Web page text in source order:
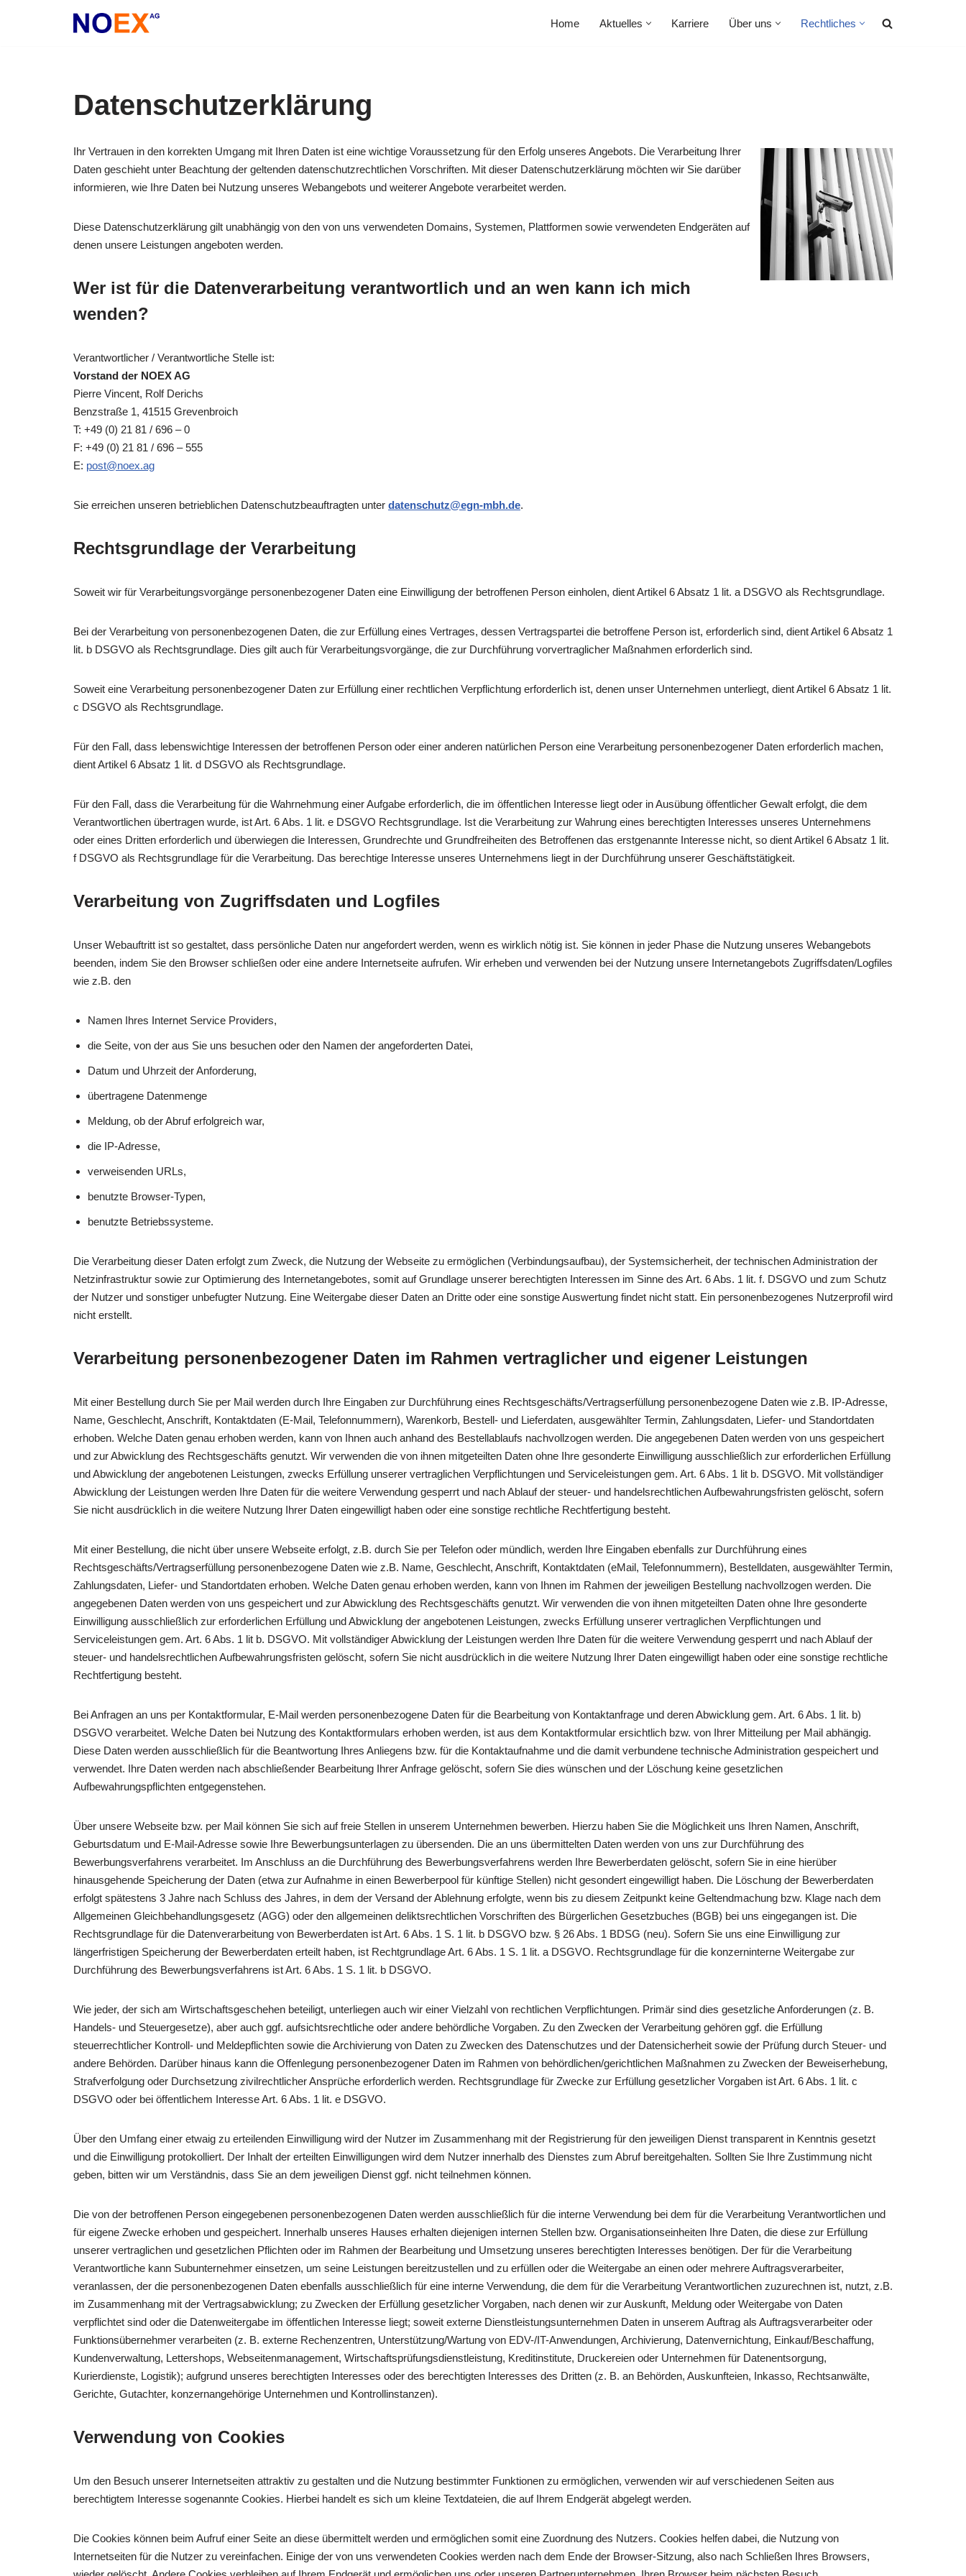
Home Aktuelles Karriere Über uns Rechtliches
Datenschutzerklärung
Ihr Vertrauen in den korrekten Umgang mit Ihren Daten ist eine wichtige Voraussetzung für den Erfolg unseres Angebots. Die Verarbeitung Ihrer
Daten geschieht unter Beachtung der geltenden datenschutzrechtlichen Vorschriften. Mit dieser Datenschutzerklärung möchten wir Sie darüber
informieren, wie Ihre Daten bei Nutzung unseres Webangebots und weiterer Angebote verarbeitet werden.
Diese Datenschutzerklärung gilt unabhängig von den von uns verwendeten Domains, Systemen, Plattformen sowie verwendeten Endgeräten auf
denen unsere Leistungen angeboten werden.
Wer ist für die Datenverarbeitung verantwortlich und an wen kann ich mich
wenden?
Verantwortlicher / Verantwortliche Stelle ist:
Vorstand der NOEX AG
Pierre Vincent, Rolf Derichs
Benzstraße 1, 41515 Grevenbroich
T: +49 (0) 21 81 / 696 – 0
F: +49 (0) 21 81 / 696 – 555
E: post@noex.ag
Sie erreichen unseren betrieblichen Datenschutzbeauftragten unter datenschutz@egn-mbh.de.
Rechtsgrundlage der Verarbeitung
Soweit wir für Verarbeitungsvorgänge personenbezogener Daten eine Einwilligung der betroffenen Person einholen, dient Artikel 6 Absatz 1 lit. a DSGVO als Rechtsgrundlage.
Bei der Verarbeitung von personenbezogenen Daten, die zur Erfüllung eines Vertrages, dessen Vertragspartei die betroffene Person ist, erforderlich sind, dient Artikel 6 Absatz 1
lit. b DSGVO als Rechtsgrundlage. Dies gilt auch für Verarbeitungsvorgänge, die zur Durchführung vorvertraglicher Maßnahmen erforderlich sind.
Soweit eine Verarbeitung personenbezogener Daten zur Erfüllung einer rechtlichen Verpflichtung erforderlich ist, denen unser Unternehmen unterliegt, dient Artikel 6 Absatz 1 lit.
c DSGVO als Rechtsgrundlage.
Für den Fall, dass lebenswichtige Interessen der betroffenen Person oder einer anderen natürlichen Person eine Verarbeitung personenbezogener Daten erforderlich machen,
dient Artikel 6 Absatz 1 lit. d DSGVO als Rechtsgrundlage.
Für den Fall, dass die Verarbeitung für die Wahrnehmung einer Aufgabe erforderlich, die im öffentlichen Interesse liegt oder in Ausübung öffentlicher Gewalt erfolgt, die dem
Verantwortlichen übertragen wurde, ist Art. 6 Abs. 1 lit. e DSGVO Rechtsgrundlage. Ist die Verarbeitung zur Wahrung eines berechtigten Interesses unseres Unternehmens
oder eines Dritten erforderlich und überwiegen die Interessen, Grundrechte und Grundfreiheiten des Betroffenen das erstgenannte Interesse nicht, so dient Artikel 6 Absatz 1 lit.
f DSGVO als Rechtsgrundlage für die Verarbeitung. Das berechtige Interesse unseres Unternehmens liegt in der Durchführung unserer Geschäftstätigkeit.
Verarbeitung von Zugriffsdaten und Logfiles
Unser Webauftritt ist so gestaltet, dass persönliche Daten nur angefordert werden, wenn es wirklich nötig ist. Sie können in jeder Phase die Nutzung unseres Webangebots
beenden, indem Sie den Browser schließen oder eine andere Internetseite aufrufen. Wir erheben und verwenden bei der Nutzung unsere Internetangebots Zugriffsdaten/Logfiles
wie z.B. den
Namen Ihres Internet Service Providers,
die Seite, von der aus Sie uns besuchen oder den Namen der angeforderten Datei,
Datum und Uhrzeit der Anforderung,
übertragene Datenmenge
Meldung, ob der Abruf erfolgreich war,
die IP-Adresse,
verweisenden URLs,
benutzte Browser-Typen,
benutzte Betriebssysteme.
Die Verarbeitung dieser Daten erfolgt zum Zweck, die Nutzung der Webseite zu ermöglichen (Verbindungsaufbau), der Systemsicherheit, der technischen Administration der
Netzinfrastruktur sowie zur Optimierung des Internetangebotes, somit auf Grundlage unserer berechtigten Interessen im Sinne des Art. 6 Abs. 1 lit. f. DSGVO und zum Schutz
der Nutzer und sonstiger unbefugter Nutzung. Eine Weitergabe dieser Daten an Dritte oder eine sonstige Auswertung findet nicht statt. Ein personenbezogenes Nutzerprofil wird
nicht erstellt.
Verarbeitung personenbezogener Daten im Rahmen vertraglicher und eigener Leistungen
Mit einer Bestellung durch Sie per Mail werden durch Ihre Eingaben zur Durchführung eines Rechtsgeschäfts/Vertragserfüllung personenbezogene Daten wie z.B. IP-Adresse,
Name, Geschlecht, Anschrift, Kontaktdaten (E-Mail, Telefonnummern), Warenkorb, Bestell- und Lieferdaten, ausgewählter Termin, Zahlungsdaten, Liefer- und Standortdaten
erhoben. Welche Daten genau erhoben werden, kann von Ihnen auch anhand des Bestellablaufs nachvollzogen werden. Die angegebenen Daten werden von uns gespeichert
und zur Abwicklung des Rechtsgeschäfts genutzt. Wir verwenden die von ihnen mitgeteilten Daten ohne Ihre gesonderte Einwilligung ausschließlich zur erforderlichen Erfüllung
und Abwicklung der angebotenen Leistungen, zwecks Erfüllung unserer vertraglichen Verpflichtungen und Serviceleistungen gem. Art. 6 Abs. 1 lit b. DSGVO. Mit vollständiger
Abwicklung der Leistungen werden Ihre Daten für die weitere Verwendung gesperrt und nach Ablauf der steuer- und handelsrechtlichen Aufbewahrungsfristen gelöscht, sofern
Sie nicht ausdrücklich in die weitere Nutzung Ihrer Daten eingewilligt haben oder eine sonstige rechtliche Rechtfertigung besteht.
Mit einer Bestellung, die nicht über unsere Webseite erfolgt, z.B. durch Sie per Telefon oder mündlich, werden Ihre Eingaben ebenfalls zur Durchführung eines
Rechtsgeschäfts/Vertragserfüllung personenbezogene Daten wie z.B. Name, Geschlecht, Anschrift, Kontaktdaten (eMail, Telefonnummern), Bestelldaten, ausgewählter Termin,
Zahlungsdaten, Liefer- und Standortdaten erhoben. Welche Daten genau erhoben werden, kann von Ihnen im Rahmen der jeweiligen Bestellung nachvollzogen werden. Die
angegebenen Daten werden von uns gespeichert und zur Abwicklung des Rechtsgeschäfts genutzt. Wir verwenden die von ihnen mitgeteilten Daten ohne Ihre gesonderte
Einwilligung ausschließlich zur erforderlichen Erfüllung und Abwicklung der angebotenen Leistungen, zwecks Erfüllung unserer vertraglichen Verpflichtungen und
Serviceleistungen gem. Art. 6 Abs. 1 lit b. DSGVO. Mit vollständiger Abwicklung der Leistungen werden Ihre Daten für die weitere Verwendung gesperrt und nach Ablauf der
steuer- und handelsrechtlichen Aufbewahrungsfristen gelöscht, sofern Sie nicht ausdrücklich in die weitere Nutzung Ihrer Daten eingewilligt haben oder eine sonstige rechtliche
Rechtfertigung besteht.
Bei Anfragen an uns per Kontaktformular, E-Mail werden personenbezogene Daten für die Bearbeitung von Kontaktanfrage und deren Abwicklung gem. Art. 6 Abs. 1 lit. b)
DSGVO verarbeitet. Welche Daten bei Nutzung des Kontaktformulars erhoben werden, ist aus dem Kontaktformular ersichtlich bzw. von Ihrer Mitteilung per Mail abhängig.
Diese Daten werden ausschließlich für die Beantwortung Ihres Anliegens bzw. für die Kontaktaufnahme und die damit verbundene technische Administration gespeichert und
verwendet. Ihre Daten werden nach abschließender Bearbeitung Ihrer Anfrage gelöscht, sofern Sie dies wünschen und der Löschung keine gesetzlichen
Aufbewahrungspflichten entgegenstehen.
Über unsere Webseite bzw. per Mail können Sie sich auf freie Stellen in unserem Unternehmen bewerben. Hierzu haben Sie die Möglichkeit uns Ihren Namen, Anschrift,
Geburtsdatum und E-Mail-Adresse sowie Ihre Bewerbungsunterlagen zu übersenden. Die an uns übermittelten Daten werden von uns zur Durchführung des
Bewerbungsverfahrens verarbeitet. Im Anschluss an die Durchführung des Bewerbungsverfahrens werden Ihre Bewerberdaten gelöscht, sofern Sie in eine hierüber
hinausgehende Speicherung der Daten (etwa zur Aufnahme in einen Bewerberpool für künftige Stellen) nicht gesondert eingewilligt haben. Die Löschung der Bewerberdaten
erfolgt spätestens 3 Jahre nach Schluss des Jahres, in dem der Versand der Ablehnung erfolgte, wenn bis zu diesem Zeitpunkt keine Geltendmachung bzw. Klage nach dem
Allgemeinen Gleichbehandlungsgesetz (AGG) oder den allgemeinen deliktsrechtlichen Vorschriften des Bürgerlichen Gesetzbuches (BGB) bei uns eingegangen ist. Die
Rechtsgrundlage für die Datenverarbeitung von Bewerberdaten ist Art. 6 Abs. 1 S. 1 lit. b DSGVO bzw. § 26 Abs. 1 BDSG (neu). Sofern Sie uns eine Einwilligung zur
längerfristigen Speicherung der Bewerberdaten erteilt haben, ist Rechtgrundlage Art. 6 Abs. 1 S. 1 lit. a DSGVO. Rechtsgrundlage für die konzerninterne Weitergabe zur
Durchführung des Bewerbungsverfahrens ist Art. 6 Abs. 1 S. 1 lit. b DSGVO.
Wie jeder, der sich am Wirtschaftsgeschehen beteiligt, unterliegen auch wir einer Vielzahl von rechtlichen Verpflichtungen. Primär sind dies gesetzliche Anforderungen (z. B.
Handels- und Steuergesetze), aber auch ggf. aufsichtsrechtliche oder andere behördliche Vorgaben. Zu den Zwecken der Verarbeitung gehören ggf. die Erfüllung
steuerrechtlicher Kontroll- und Meldepflichten sowie die Archivierung von Daten zu Zwecken des Datenschutzes und der Datensicherheit sowie der Prüfung durch Steuer- und
andere Behörden. Darüber hinaus kann die Offenlegung personenbezogener Daten im Rahmen von behördlichen/gerichtlichen Maßnahmen zu Zwecken der Beweiserhebung,
Strafverfolgung oder Durchsetzung zivilrechtlicher Ansprüche erforderlich werden. Rechtsgrundlage für Zwecke zur Erfüllung gesetzlicher Vorgaben ist Art. 6 Abs. 1 lit. c
DSGVO oder bei öffentlichem Interesse Art. 6 Abs. 1 lit. e DSGVO.
Über den Umfang einer etwaig zu erteilenden Einwilligung wird der Nutzer im Zusammenhang mit der Registrierung für den jeweiligen Dienst transparent in Kenntnis gesetzt
und die Einwilligung protokolliert. Der Inhalt der erteilten Einwilligungen wird dem Nutzer innerhalb des Dienstes zum Abruf bereitgehalten. Sollten Sie Ihre Zustimmung nicht
geben, bitten wir um Verständnis, dass Sie an dem jeweiligen Dienst ggf. nicht teilnehmen können.
Die von der betroffenen Person eingegebenen personenbezogenen Daten werden ausschließlich für die interne Verwendung bei dem für die Verarbeitung Verantwortlichen und
für eigene Zwecke erhoben und gespeichert. Innerhalb unseres Hauses erhalten diejenigen internen Stellen bzw. Organisationseinheiten Ihre Daten, die diese zur Erfüllung
unserer vertraglichen und gesetzlichen Pflichten oder im Rahmen der Bearbeitung und Umsetzung unseres berechtigten Interesses benötigen. Der für die Verarbeitung
Verantwortliche kann Subunternehmer einsetzen, um seine Leistungen bereitzustellen und zu erfüllen oder die Weitergabe an einen oder mehrere Auftragsverarbeiter,
veranlassen, der die personenbezogenen Daten ebenfalls ausschließlich für eine interne Verwendung, die dem für die Verarbeitung Verantwortlichen zuzurechnen ist, nutzt, z.B.
im Zusammenhang mit der Vertragsabwicklung; zu Zwecken der Erfüllung gesetzlicher Vorgaben, nach denen wir zur Auskunft, Meldung oder Weitergabe von Daten
verpflichtet sind oder die Datenweitergabe im öffentlichen Interesse liegt; soweit externe Dienstleistungsunternehmen Daten in unserem Auftrag als Auftragsverarbeiter oder
Funktionsübernehmer verarbeiten (z. B. externe Rechenzentren, Unterstützung/Wartung von EDV-/IT-Anwendungen, Archivierung, Datenvernichtung, Einkauf/Beschaffung,
Kundenverwaltung, Lettershops, Webseitenmanagement, Wirtschaftsprüfungsdienstleistung, Kreditinstitute, Druckereien oder Unternehmen für Datenentsorgung,
Kurierdienste, Logistik); aufgrund unseres berechtigten Interesses oder des berechtigten Interesses des Dritten (z. B. an Behörden, Auskunfteien, Inkasso, Rechtsanwälte,
Gerichte, Gutachter, konzernangehörige Unternehmen und Kontrollinstanzen).
Verwendung von Cookies
Um den Besuch unserer Internetseiten attraktiv zu gestalten und die Nutzung bestimmter Funktionen zu ermöglichen, verwenden wir auf verschiedenen Seiten aus
berechtigtem Interesse sogenannte Cookies. Hierbei handelt es sich um kleine Textdateien, die auf Ihrem Endgerät abgelegt werden.
Die Cookies können beim Aufruf einer Seite an diese übermittelt werden und ermöglichen somit eine Zuordnung des Nutzers. Cookies helfen dabei, die Nutzung von
Internetseiten für die Nutzer zu vereinfachen. Einige der von uns verwendeten Cookies werden nach dem Ende der Browser-Sitzung, also nach Schließen Ihres Browsers,